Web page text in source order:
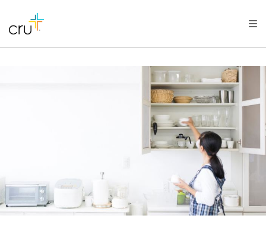
AFRICA
AMERICA / CARIBBEAN
OCEANIA